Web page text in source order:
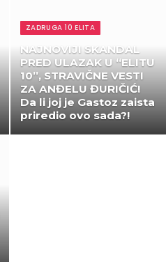
ZADRUGA 10 ELITA
NAJNOVIJI SKANDAL
PRED ULAZAK U “ELITU
10”, STRAVIČNE VESTI
ZA ANĐELU ĐURIČIĆ!
Da li joj je Gastoz zaista
priredio ovo sada?!